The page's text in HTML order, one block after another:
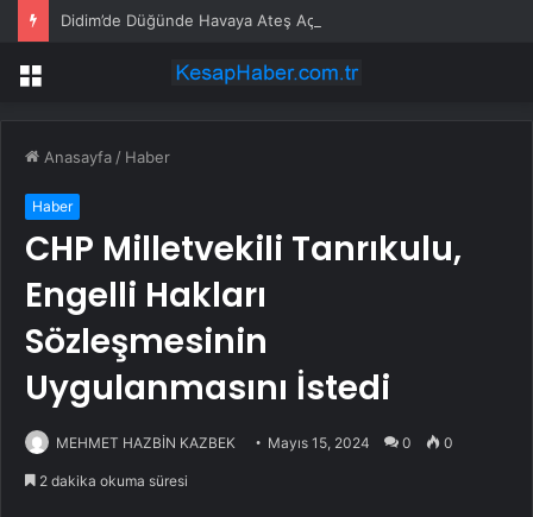
Menü
Anasayfa / Haber
Haber
CHP Milletvekili Tanrıkulu,
Engelli Hakları
Sözleşmesinin
Uygulanmasını İstedi
MEHMET HAZBİN KAZBEK Mayıs 15, 2024 0 0
2 dakika okuma süresi